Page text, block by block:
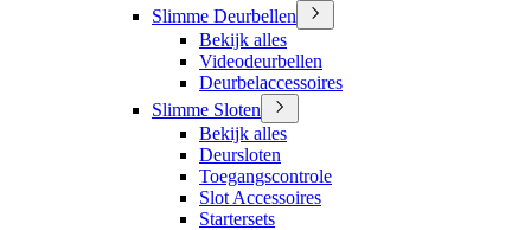
Slimme Deurbellen
Bekijk alles
Videodeurbellen
Deurbelaccessoires
Slimme Sloten
Bekijk alles
Deursloten
Toegangscontrole
Slot Accessoires
Startersets